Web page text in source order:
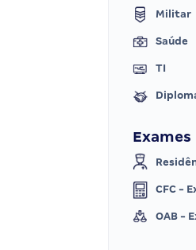
Militar
Saúde
TI
Exames
CFC -
OAB -